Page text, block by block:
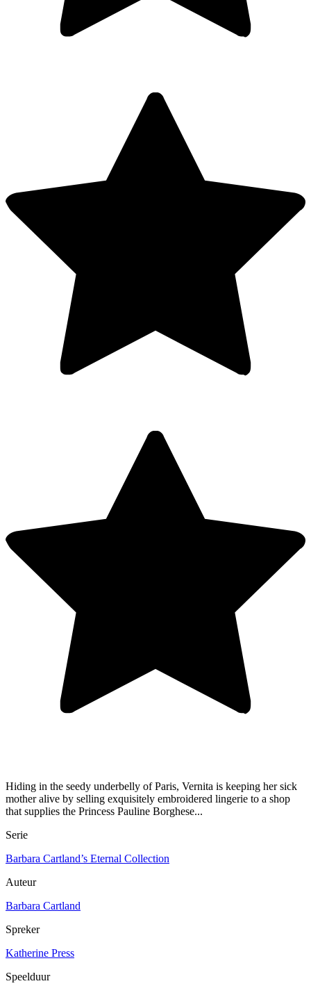
Hiding in the seedy underbelly of Paris, Vernita is keeping her sick
mother alive by selling exquisitely embroidered lingerie to a shop
that supplies the Princess Pauline Borghese...
Serie
Barbara Cartland’s Eternal Collection
Auteur
Barbara Cartland
Spreker
Katherine Press
Speelduur